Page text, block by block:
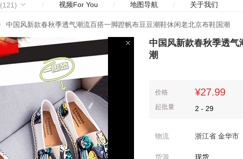
(121) / 视频For You / 地图导航 / 关于我们
中国风新款春秋季透气潮流百搭一脚蹬帆布豆豆潮鞋休闲老北京布鞋国潮
中国风新款春秋季透气
潮
价格
起批量
¥27.99
2 - 29
物流 浙江省 金华市
货源 现货